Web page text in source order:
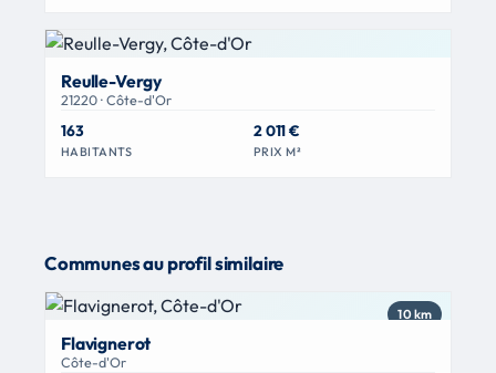
Reulle-Vergy
21220 · Côte-d'Or
163
HABITANTS
2 011 €
PRIX M²
Communes au profil similaire
10 km
Flavignerot
Côte-d'Or